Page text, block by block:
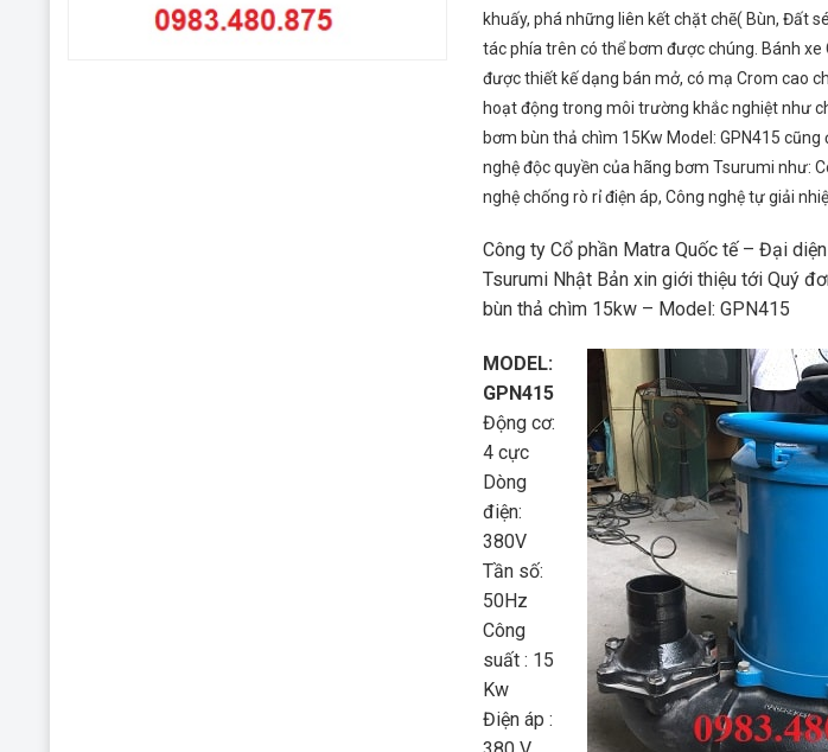
khuấy, phá những liên kết chặt chẽ( Bùn, Đất
tác phía trên có thể bơm được chúng. Bánh xe
được thiết kế dạng bán mở, có mạ Crom cao
hoạt động trong môi trường khắc nghiệt như
bơm bùn thả chìm 15Kw Model: GPN415
nghệ độc quyền của hãng bơm Tsurumi như:
nghệ chống rò rỉ điện áp, Công nghệ tự giải
Công ty Cổ phần Matra Quốc tế – Đại
Tsurumi Nhật Bản xin giới thiệu tới Quý
bùn thả chìm 15kw – Model: GPN415
MODEL:
GPN415
Động cơ:
4 cực
Dòng
điện:
380V
Tần số:
50Hz
Công
suất : 15
Kw
Điện áp :